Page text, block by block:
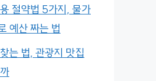
절약법 5가지, 물가
예산 짜는 법
는 법, 관광지 맛집